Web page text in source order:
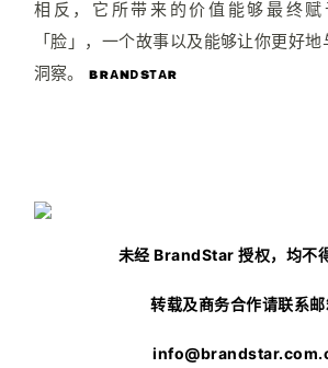
相反，它所带来的价值能够最终
「脸」，⼀个故事以及能够让你更好
洞察。 ʙʀᴀɴᴅsᴛᴀʀ
未经 BrandStar 授权，均不
转载及商务合作请联系